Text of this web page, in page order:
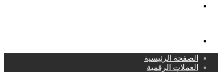
الصفحة الرئيسية
العملات الرقمية